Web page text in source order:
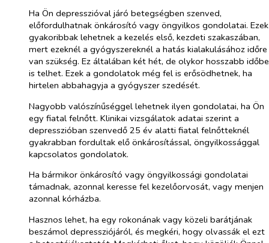
Ha Ön depresszióval járó betegségben szenved,
előfordulhatnak önkárosító vagy öngyilkos gondolatai. Ezek
gyakoribbak lehetnek a kezelés első, kezdeti szakaszában,
mert ezeknél a gyógyszereknél a hatás kialakulásához időre
van szükség. Ez általában két hét, de olykor hosszabb időbe
is telhet. Ezek a gondolatok még fel is erősödhetnek, ha
hirtelen abbahagyja a gyógyszer szedését.
Nagyobb valószínűséggel lehetnek ilyen gondolatai, ha Ön
egy fiatal felnőtt. Klinikai vizsgálatok adatai szerint a
depresszióban szenvedő 25 év alatti fiatal felnőtteknél
gyakrabban fordultak elő önkárosítással, öngyilkossággal
kapcsolatos gondolatok.
Ha bármikor önkárosító vagy öngyilkossági gondolatai
támadnak, azonnal keresse fel kezelőorvosát, vagy menjen
azonnal kórházba.
Hasznos lehet, ha egy rokonának vagy közeli barátjának
beszámol depressziójáról, és megkéri, hogy olvassák el ezt